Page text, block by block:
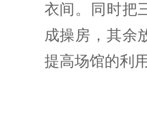
衣间。同时把
成操房，其余
提高场馆的利用